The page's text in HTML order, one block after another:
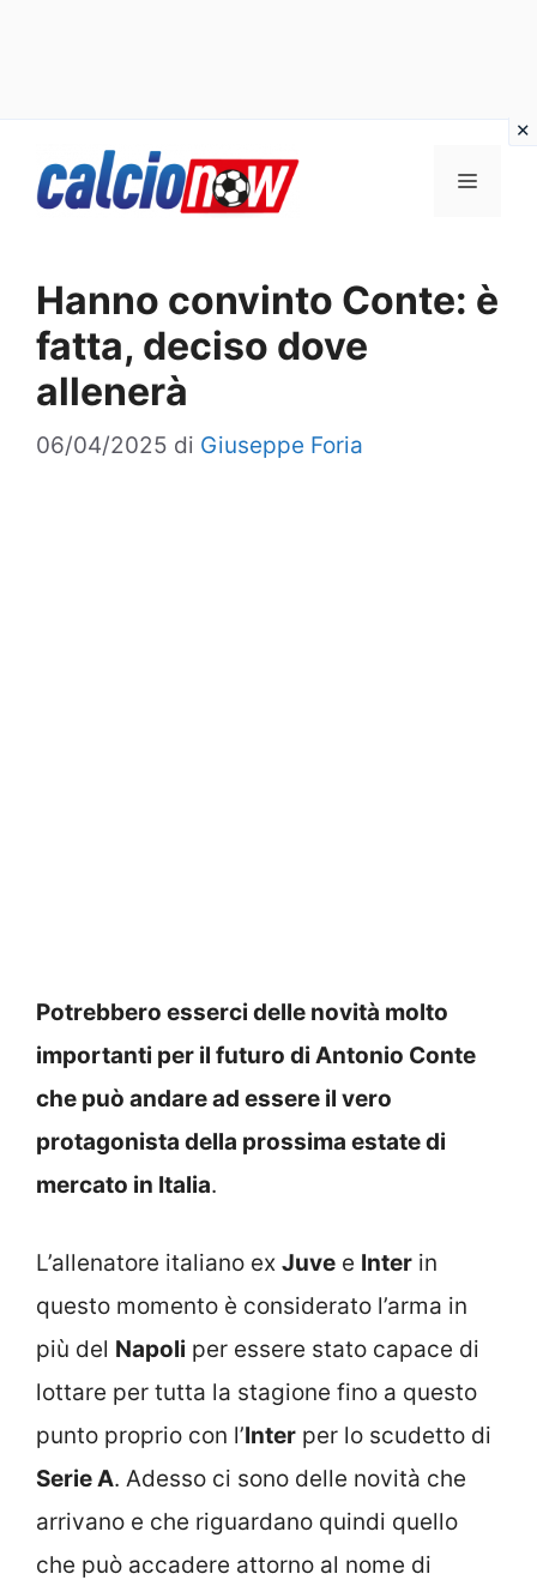
Menu
Hanno convinto Conte: è
fatta, deciso dove
allenerà
06/04/2025 di Giuseppe Foria
Potrebbero esserci delle novità molto
importanti per il futuro di Antonio Conte
che può andare ad essere il vero
protagonista della prossima estate di
mercato in Italia.
L’allenatore italiano ex Juve e Inter in
questo momento è considerato l’arma in
più del Napoli per essere stato capace di
lottare per tutta la stagione fino a questo
punto proprio con l’Inter per lo scudetto di
Serie A. Adesso ci sono delle novità che
arrivano e che riguardano quindi quello
che può accadere attorno al nome di